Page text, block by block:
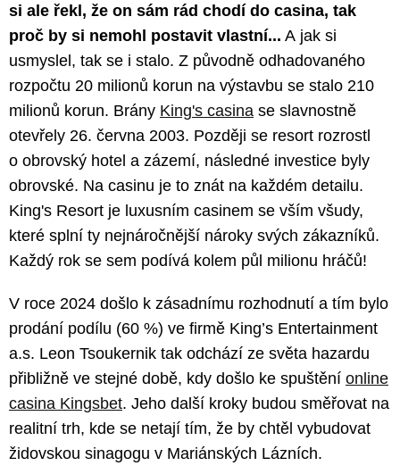
si ale řekl, že on sám rád chodí do casina, tak
proč by si nemohl postavit vlastní... A jak si
usmyslel, tak se i stalo. Z původně odhadovaného
rozpočtu 20 milionů korun na výstavbu se stalo 210
milionů korun. Brány King's casina se slavnostně
otevřely 26. června 2003. Později se resort rozrostl
o obrovský hotel a zázemí, následné investice byly
obrovské. Na casinu je to znát na každém detailu.
King's Resort je luxusním casinem se vším všudy,
které splní ty nejnáročnější nároky svých zákazníků.
Každý rok se sem podívá kolem půl milionu hráčů!
V roce 2024 došlo k zásadnímu rozhodnutí a tím bylo
prodání podílu (60 %) ve firmě King’s Entertainment
a.s. Leon Tsoukernik tak odchází ze světa hazardu
přibližně ve stejné době, kdy došlo ke spuštění online
casina Kingsbet. Jeho další kroky budou směřovat na
realitní trh, kde se netají tím, že by chtěl vybudovat
židovskou sinagogu v Mariánských Lázních.